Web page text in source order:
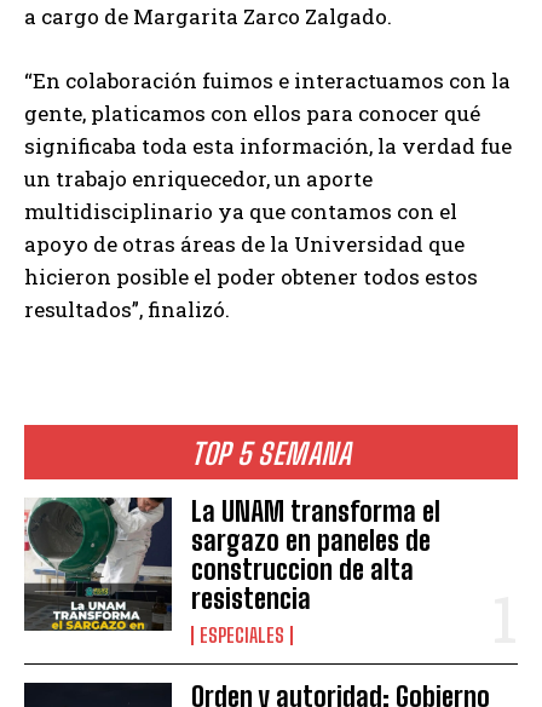
TOP 5 SEMANA
La UNAM transforma el
sargazo en paneles de
construccion de alta
resistencia
ESPECIALES
Orden y autoridad: Gobierno
a cargo de Margarita Zarco Zalgado.
“En colaboración fuimos e interactuamos con la
gente, platicamos con ellos para conocer qué
significaba toda esta información, la verdad fue
un trabajo enriquecedor, un aporte
multidisciplinario ya que contamos con el
apoyo de otras áreas de la Universidad que
hicieron posible el poder obtener todos estos
resultados”, finalizó.